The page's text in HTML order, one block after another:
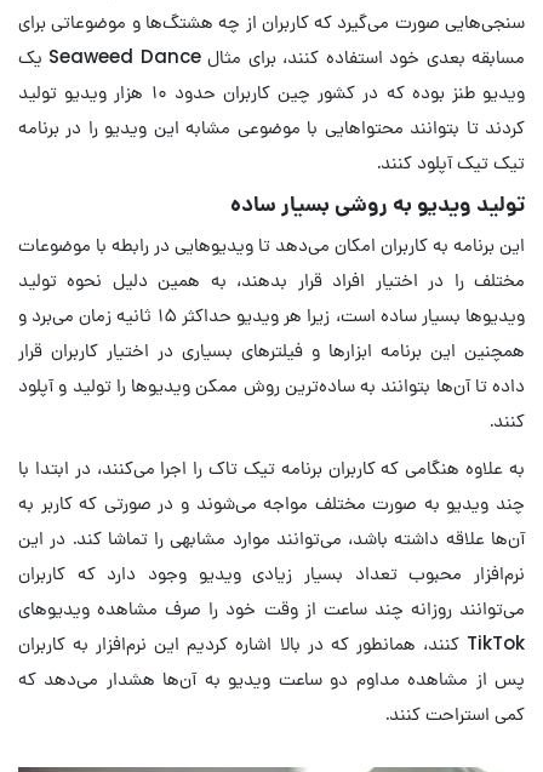
سنجی‌هایی صورت می‌گیرد که کاربران از چه هشتگ‌ها و موضوعاتی برای
مسابقه بعدی خود استفاده کنند، برای مثال Seaweed Dance یک
ویدیو طنز بوده که در کشور چین کاربران حدود ۱۰ هزار ویدیو تولید
کردند تا بتوانند محتواهایی با موضوعی مشابه این ویدیو را در برنامه
تیک تیک آپلود کنند.
تولید ویدیو به روشی بسیار ساده
این برنامه به کاربران امکان می‌دهد تا ویدیوهایی در رابطه با موضوعات
مختلف را در اختیار افراد قرار بدهند، به همین دلیل نحوه تولید
ویدیوها بسیار ساده است، زیرا هر ویدیو حداکثر ۱۵ ثانیه زمان می‌برد و
همچنین این برنامه ابزارها و فیلترهای بسیاری در اختیار کاربران قرار
داده تا آن‌ها بتوانند به ساده‌ترین روش ممکن ویدیوها را تولید و آپلود
کنند.
به علاوه هنگامی که کاربران برنامه تیک تاک را اجرا می‌کنند، در ابتدا با
چند ویدیو به صورت مختلف مواجه می‌شوند و در صورتی که کاربر به
آن‌ها علاقه داشته باشد، می‌توانند موارد مشابهی را تماشا کند. در این
نرم‌افزار محبوب تعداد بسیار زیادی ویدیو وجود دارد که کاربران
می‌توانند روزانه چند ساعت از وقت خود را صرف مشاهده ویدیوهای
TikTok کنند، همانطور که در بالا اشاره کردیم این نرم‌افزار به کاربران
پس از مشاهده مداوم دو ساعت ویدیو به آن‌ها هشدار می‌دهد که
کمی استراحت کنند.